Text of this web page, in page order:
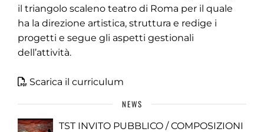
il triangolo scaleno teatro di Roma per il quale
ha la direzione artistica, struttura e redige i
progetti e segue gli aspetti gestionali
dell’attività.
Scarica il curriculum
NEWS
TST INVITO PUBBLICO / COMPOSIZIONI